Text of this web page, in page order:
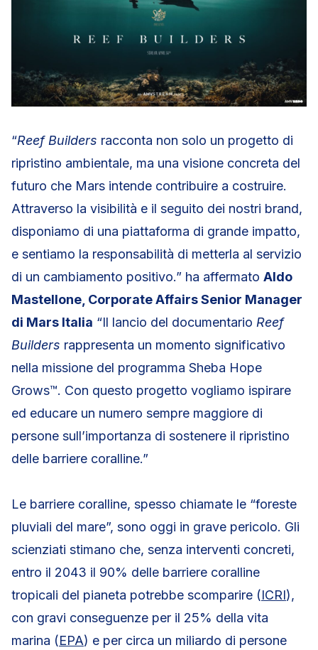
“Reef Builders racconta non solo un progetto di
ripristino ambientale, ma una visione concreta del
futuro che Mars intende contribuire a costruire.
Attraverso la visibilità e il seguito dei nostri brand,
disponiamo di una piattaforma di grande impatto,
e sentiamo la responsabilità di metterla al servizio
di un cambiamento positivo.” ha affermato Aldo
Mastellone, Corporate Affairs Senior Manager
di Mars Italia “Il lancio del documentario Reef
Builders rappresenta un momento significativo
nella missione del programma Sheba Hope
Grows™. Con questo progetto vogliamo ispirare
ed educare un numero sempre maggiore di
persone sull’importanza di sostenere il ripristino
delle barriere coralline.”
Le barriere coralline, spesso chiamate le “foreste
pluviali del mare”, sono oggi in grave pericolo. Gli
scienziati stimano che, senza interventi concreti,
entro il 2043 il 90% delle barriere coralline
tropicali del pianeta potrebbe scomparire (ICRI),
con gravi conseguenze per il 25% della vita
marina (EPA) e per circa un miliardo di persone